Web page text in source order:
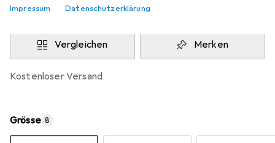
Impressum Datenschutzerklärung
In den Warenkorb
Vergleichen Merken
kostenloser Versand
Grösse 8